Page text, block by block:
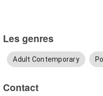
Les genres
Adult Contemporary
Contact